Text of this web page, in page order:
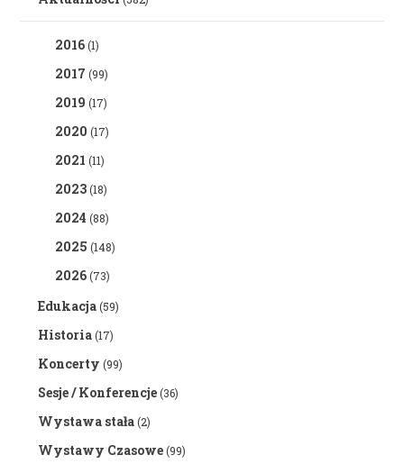
2016(1)
2017 (99)
2019 (17)
2020 (17)
2021 (11)
2023(18)
2024 (88)
2025 (148)
2026(73)
Edukacja(59)
Historia(17)
Koncerty (99)
Sesje / Konferencje(36)
Wystawa stała(2)
Wystawy Czasowe(99)